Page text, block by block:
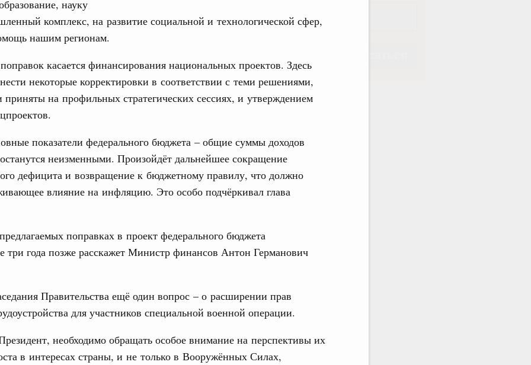
науку
комплекс, на развитие социальной и технологической сфер,
нашим регионам.
касается финансирования национальных проектов. Здесь
некоторые корректировки в соответствии с теми решениями,
приняты на профильных стратегических сессиях, и утверждением
показатели федерального бюджета – общие суммы доходов
неизменными. Произойдёт дальнейшее сокращение
дефицита и возвращение к бюджетному правилу, что должно
влияние на инфляцию. Это особо подчёркивал глава
поправках в проект федерального бюджета
три года позже расскажет Министр финансов Антон Германович
Правительства ещё один вопрос – о расширении прав
для участников специальной военной операции.
необходимо обращать особое внимание на перспективы их
в интересах страны, и не только в Вооружённых Силах,
инфраструктуры построили и
кредитам
госпрограмм повысит эффективность
завершил строительство и реконструкцию
их последствий
правкомиссии по ликвидации последствий
проливе
по числу заявлений от абитуриентов
«Профессионалитет»
заседания Евразийского
Интеграция на пространстве СНГ
совета в расширенном
кооперации в области таможенного